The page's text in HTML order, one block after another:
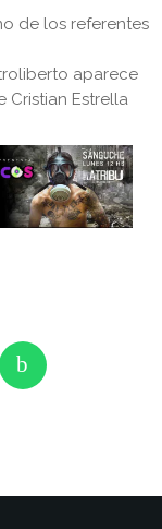
de los referentes
aparece
Estrella